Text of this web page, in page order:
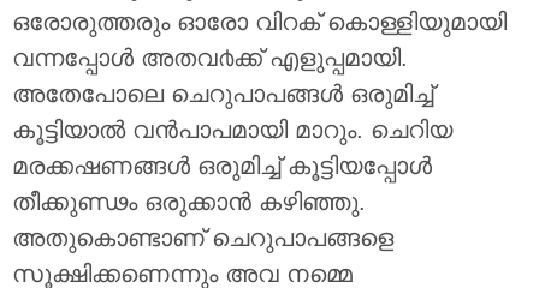
ഒരോരുത്തരും ഓരോ വിറക് കൊള്ളിയുമായി
വന്നപ്പോള്‍ അതവ൪ക്ക് എളുപ്പമായി.
അതേപോലെ ചെറുപാപങ്ങള്‍ ഒരുമിച്ച്
കൂട്ടിയാല്‍ വന്‍പാപമായി മാറും. ചെറിയ
മരക്കഷണങ്ങള്‍ ഒരുമിച്ച് കൂട്ടിയപ്പോള്‍
തീക്കുണ്ഢം ഒരുക്കാന്‍ കഴിഞ്ഞു.
അതുകൊണ്ടാണ് ചെറുപാപങ്ങളെ
സൂക്ഷിക്കണെന്നും അവ നമ്മെ